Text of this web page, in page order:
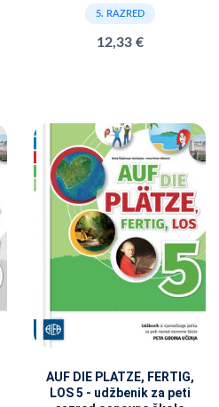
5. RAZRED
12,33 €
AUF DIE PLATZE, FERTIG,
LOS 5 - udžbenik za peti